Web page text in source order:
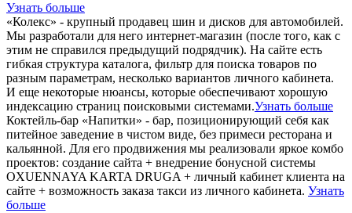
Узнать больше
«Колекс» - крупный продавец шин и дисков для автомобилей.
Мы разработали для него интернет-магазин (после того, как с
этим не справился предыдущий подрядчик). На сайте есть
гибкая структура каталога, фильтр для поиска товаров по
разным параметрам, несколько вариантов личного кабинета.
И еще некоторые нюансы, которые обеспечивают хорошую
индексацию страниц поисковыми системами.Узнать больше
Коктейль-бар «Напитки» - бар, позиционирующий себя как
питейное заведение в чистом виде, без примеси ресторана и
кальянной. Для его продвижения мы реализовали яркое комбо
проектов: создание сайта + внедрение бонусной системы
OXUENNAYA KARTA DRUGA + личный кабинет клиента на
сайте + возможность заказа такси из личного кабинета. Узнать
больше